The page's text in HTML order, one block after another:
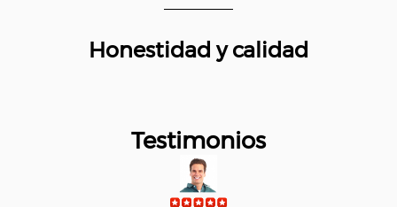
Honestidad y calidad
Testimonios